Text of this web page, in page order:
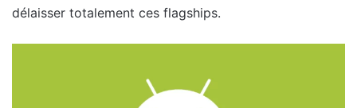
délaisser totalement ces flagships.